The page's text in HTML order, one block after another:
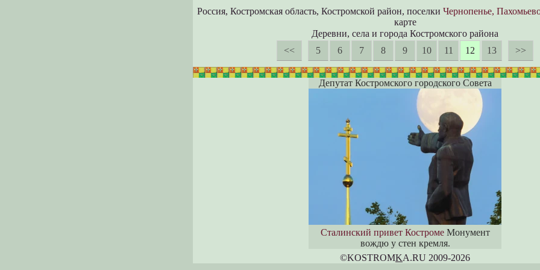
Россия, Костромская область, Костромской район, поселки Чернопенье,
карте
Деревни, села и города Костромского района
<<
5 6 7 8 9 10 11 12 13 >>
Депутат Костромского городского Совета
Сталинский привет КостромеМонумент
вождю у стен кремля.
©KOSTROMKA.RU 2009-2026